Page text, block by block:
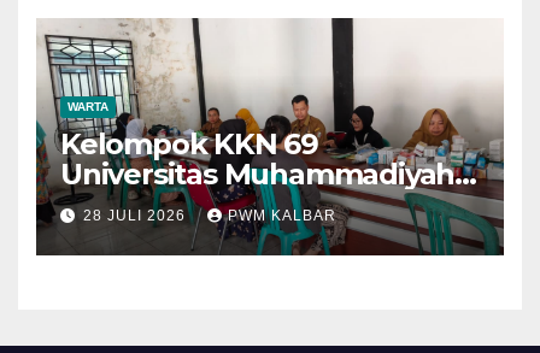
WARTA
Kelompok KKN 69
Universitas Muhammadiyah
Pontianak Dibagi Dua Tim,
Cat Bangunan dan Dampingi
Pelayanan Posyandu Lansia
28 JULI 2026 PWM KALBAR